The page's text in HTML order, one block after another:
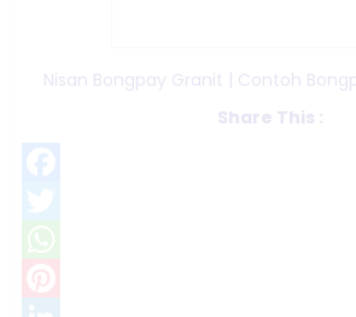
Nisan Bongpay Granit | Contoh
Share This :